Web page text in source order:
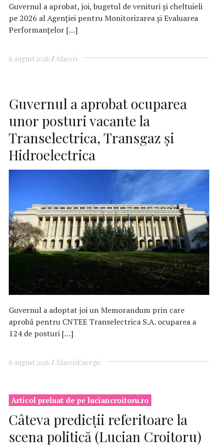
Guvernul a aprobat, joi, bugetul de venituri şi cheltuieli
pe 2026 al Agenţiei pentru Monitorizarea şi Evaluarea
Performanţelor […]
6 august 2026 Afaceri
Guvernul a aprobat ocuparea
unor posturi vacante la
Transelectrica, Transgaz şi
Hidroelectrica
Guvernul a adoptat joi un Memorandum prin care
aprobă pentru CNTEE Transelectrica S.A. ocuparea a
124 de posturi […]
6 august 2026 AfaceriEnergie
Articol preluat de pe luciancroitoru.ro
Câteva predicții referitoare la
scena politică (Lucian Croitoru)